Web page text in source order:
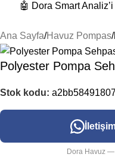
🤖 Dora Smart
Ana Sayfa Havuz Pompas
Polyester Pompa
Stok kodu:
Dora Havuz